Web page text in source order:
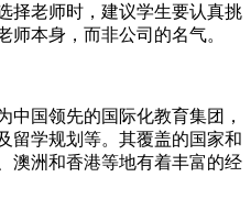
择老师时，建议学生要认真挑
师本身，而非公司的名气。
中国领先的国际化教育集团，
留学规划等。其覆盖的国家和
澳洲和香港等地有着丰富的经